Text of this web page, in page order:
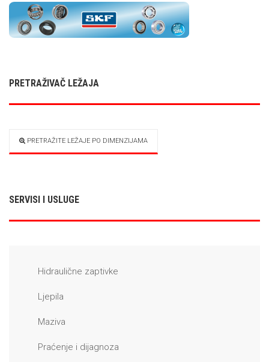
PRETRAŽIVAČ LEŽAJA
PRETRAŽITE LEŽAJE PO DIMENZIJAMA
SERVISI I USLUGE
Hidraulične zaptivke
Ljepila
Maziva
Praćenje i dijagnoza